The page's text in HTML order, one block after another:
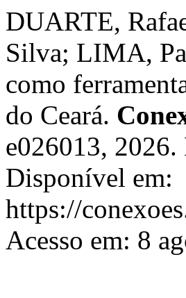
DUARTE,
Silva; LIMA,
como
do Ceará.
e026013,
Disponível em:
https://
Acesso em: 8